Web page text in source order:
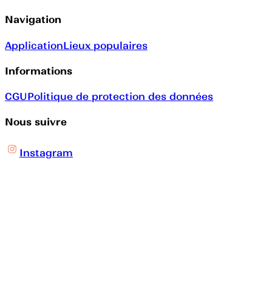
Navigation
ApplicationLieux populaires
Informations
CGUPolitique de protection des données
Nous suivre
Instagram